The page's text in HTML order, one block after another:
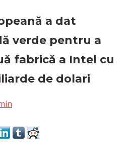
a dat
verde pentru a
fabrică a Intel cu
de dolari